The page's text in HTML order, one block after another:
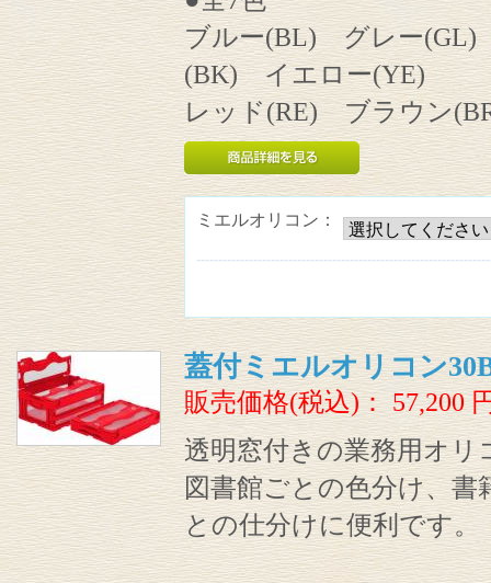
ブルー(BL) グレー
(BK) イエロー(YE)
レッド(RE) ブラウン
ミエルオリコン：
蓋付ミエルオリコン
販売価格(税込)： 57,200
透明窓付きの業務用オリ
図書館ごとの色分け、
との仕分けに便利です。